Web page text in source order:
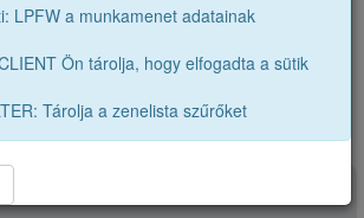
LPFW a munkamenet adatainak
Ön tárolja, hogy elfogadta a sütik
Tárolja a zenelista szűrőket